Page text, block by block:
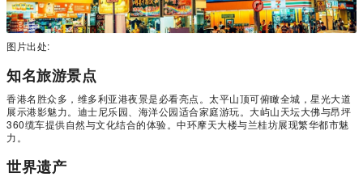
图片出处:
知名旅游景点
香港名胜众多，维多利亚港夜景是必看亮点。太平山顶可俯瞰全城，星光大道
展示港影魅力。迪士尼乐园、海洋公园适合家庭游玩。大屿山天坛大佛与昂坪
360缆车提供自然与文化结合的体验。中环摩天大楼与兰桂坊展现繁华都市魅
力。
世界遗产